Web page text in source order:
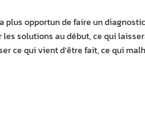
plus opportun de faire un
solutions au début, ce qui
ce qui vient d’être fait, ce qui